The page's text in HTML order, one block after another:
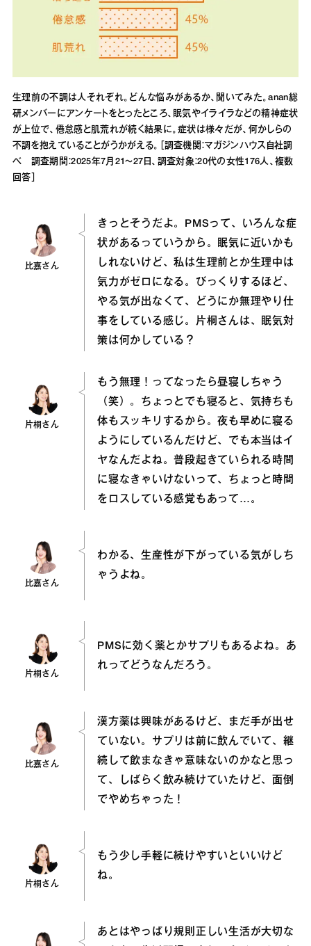
生理前の不調は人それぞれ。どんな悩みがあるか、聞いてみた。anan総
研メンバーにアンケートをとったところ、眠気やイライラなどの精神症状
が上位で、倦怠感と肌荒れが続く結果に。症状は様々だが、何かしらの
不調を抱えていることがうかがえる。［調査機関：マガジンハウス自社調
べ 調査期間：2025年7月21〜27日、調査対象：20代の女性176人、複数
回答］
比嘉さん
きっとそうだよ。PMSって、いろんな症
状があるっていうから。眠気に近いかも
しれないけど、私は生理前とか生理中は
気力がゼロになる。びっくりするほど、
やる気が出なくて、どうにか無理やり仕
事をしている感じ。片桐さんは、眠気対
策は何かしている？
片桐さん
もう無理！ってなったら昼寝しちゃう
（笑）。ちょっとでも寝ると、気持ちも
体もスッキリするから。夜も早めに寝る
ようにしているんだけど、でも本当はイ
ヤなんだよね。普段起きていられる時間
に寝なきゃいけないって、ちょっと時間
をロスしている感覚もあって…。
比嘉さん
わかる、生産性が下がっている気がしち
ゃうよね。
片桐さん
PMSに効く薬とかサプリもあるよね。あ
れってどうなんだろう。
比嘉さん
漢方薬は興味があるけど、まだ手が出せ
ていない。サプリは前に飲んでいて、継
続して飲まなきゃ意味ないのかなと思っ
て、しばらく飲み続けていたけど、面倒
でやめちゃった！
片桐さん
もう少し手軽に続けやすいといいけど
ね。
あとはやっぱり規則正しい生活が大切な